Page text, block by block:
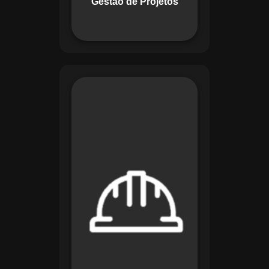
com eficiência.
Maestro organiza
registros de exames
e treinamentos,
automatiza alertas e
disponibiliza